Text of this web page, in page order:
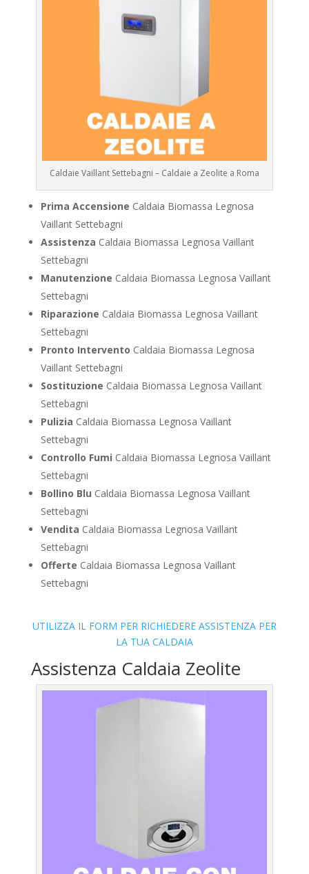
Caldaie Vaillant Settebagni – Caldaie a Zeolite a Roma
Prima Accensione Caldaia Biomassa Legnosa
Vaillant Settebagni
Assistenza Caldaia Biomassa Legnosa Vaillant
Settebagni
Manutenzione Caldaia Biomassa Legnosa Vaillant
Settebagni
Riparazione Caldaia Biomassa Legnosa Vaillant
Settebagni
Pronto Intervento Caldaia Biomassa Legnosa
Vaillant Settebagni
Sostituzione Caldaia Biomassa Legnosa Vaillant
Settebagni
Pulizia Caldaia Biomassa Legnosa Vaillant
Settebagni
Controllo Fumi Caldaia Biomassa Legnosa Vaillant
Settebagni
Bollino Blu Caldaia Biomassa Legnosa Vaillant
Settebagni
Vendita Caldaia Biomassa Legnosa Vaillant
Settebagni
Offerte Caldaia Biomassa Legnosa Vaillant
Settebagni
UTILIZZA IL FORM PER RICHIEDERE ASSISTENZA PER
LA TUA CALDAIA
Assistenza Caldaia Zeolite